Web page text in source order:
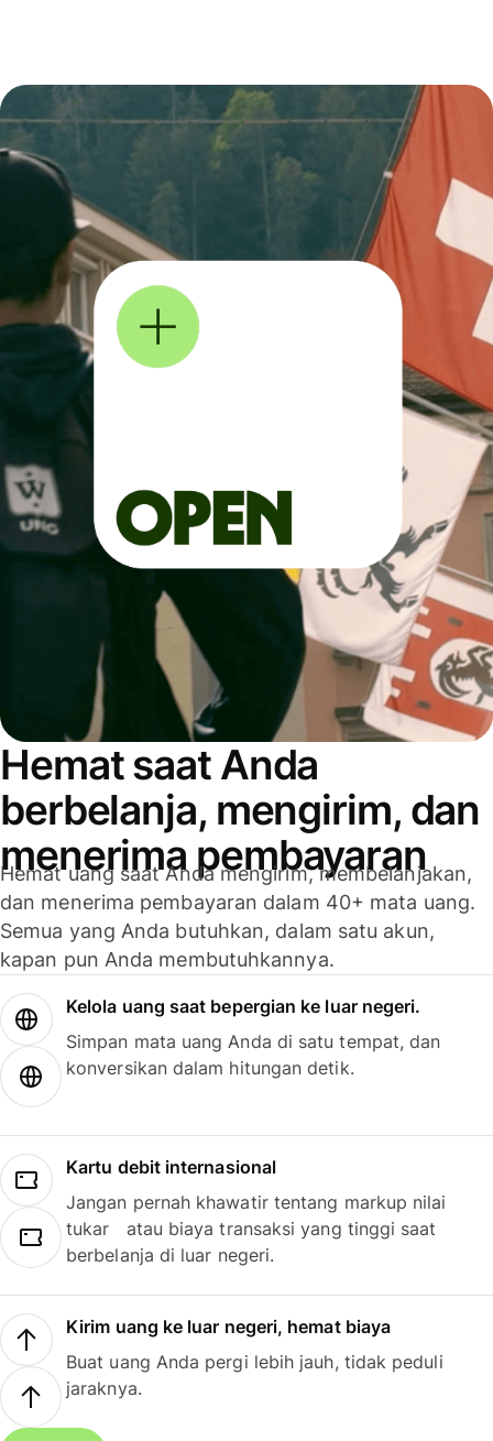
Hemat saat Anda
berbelanja, mengirim, dan
menerima pembayaran
Hemat uang saat Anda mengirim, membelanjakan,
dan menerima pembayaran dalam 40+ mata uang.
Semua yang Anda butuhkan, dalam satu akun,
kapan pun Anda membutuhkannya.
Kelola uang saat bepergian ke luar negeri.
Simpan mata uang Anda di satu tempat, dan
konversikan dalam hitungan detik.
Kartu debit internasional
Jangan pernah khawatir tentang markup nilai
tukar atau biaya transaksi yang tinggi saat
berbelanja di luar negeri.
Kirim uang ke luar negeri, hemat biaya
Buat uang Anda pergi lebih jauh, tidak peduli
jaraknya.